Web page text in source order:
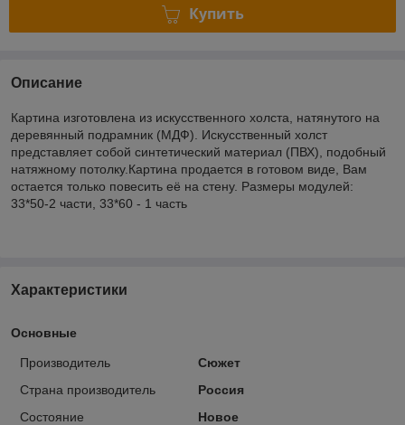
Купить
Описание
Картина изготовлена из искусственного холста, натянутого на
деревянный подрамник (МДФ). Искусственный холст
представляет собой синтетический материал (ПВХ), подобный
натяжному потолку.Картина продается в готовом виде, Вам
остается только повесить её на стену. Размеры модулей:
33*50-2 части, 33*60 - 1 часть
Характеристики
Основные
Производитель
Сюжет
Страна производитель
Россия
Состояние
Новое